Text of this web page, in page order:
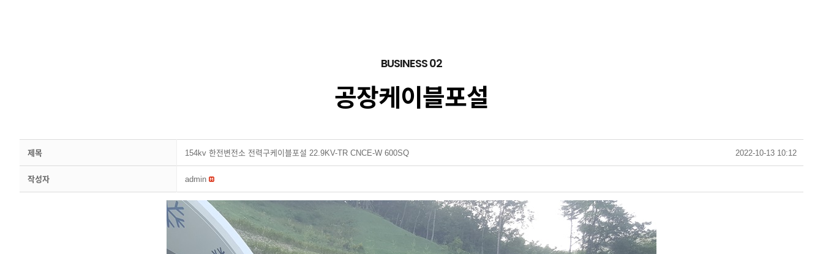
BUSINESS 02
공장케이블포설
제목 154kv 한전변전소 전력구케이블포설 22.9KV-TR CNCE-W 600SQ 2022-10-13 10:12
작성자 admin